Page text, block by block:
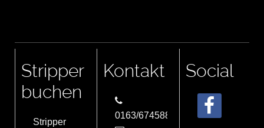
Stripper
buchen
Stripper
Kontakt
0163/6745884
Social